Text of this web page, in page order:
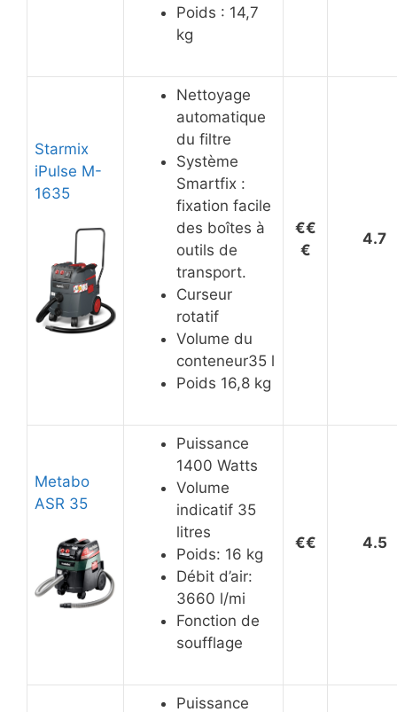
Poids : 14,7
kg
Starmix
iPulse M-
1635
Nettoyage
automatique
du filtre
Système
Smartfix :
fixation facile
des boîtes à
outils de
transport.
Curseur
rotatif
Volume du
conteneur35 l
Poids 16,8 kg
€€
€
4.7
Metabo
ASR 35
Puissance
1400 Watts
Volume
indicatif 35
litres
Poids: 16 kg
Débit d’air:
3660 l/mi
Fonction de
soufflage
€€ 4.5
Puissance